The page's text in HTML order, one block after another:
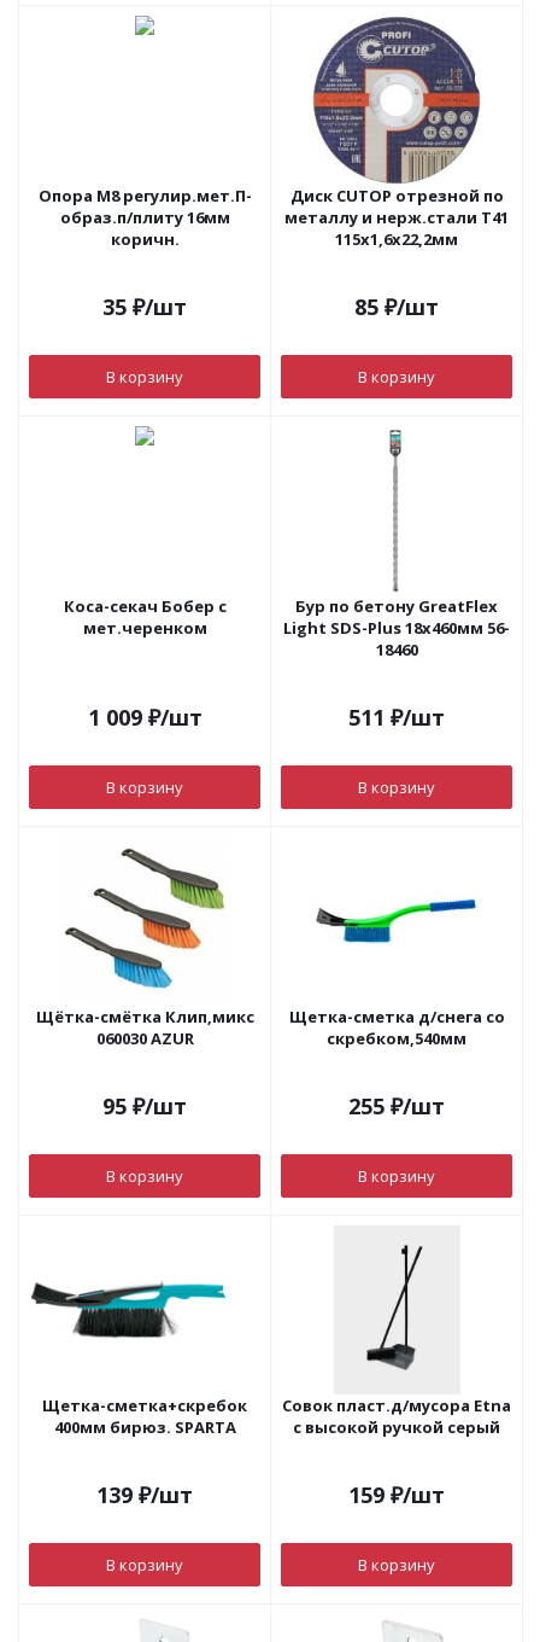
Опора М8 регулир.мет.П-
образ.п/плиту 16мм
коричн.
35 ₽/шт
В корзину
Диск CUTOP отрезной по
металлу и нерж.стали T41
115х1,6х22,2мм
85 ₽/шт
В корзину
Коса-секач Бобер с
мет.черенком
1 009₽/шт
В корзину
Бур по бетону GreatFlex
Light SDS-Plus 18х460мм 56-
18460
511 ₽/шт
В корзину
Щётка-смётка Клип,микс
060030 AZUR
95 ₽/шт
В корзину
Щетка-сметка д/снега со
скребком,540мм
255 ₽/шт
В корзину
Щетка-сметка+скребок
400мм бирюз. SPARTA
139 ₽/шт
В корзину
Совок пласт.д/мусора Etna
с высокой ручкой серый
159 ₽/шт
В корзину